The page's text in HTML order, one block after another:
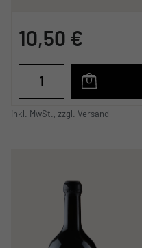
10,50 €
inkl. MwSt., zzgl. Versand